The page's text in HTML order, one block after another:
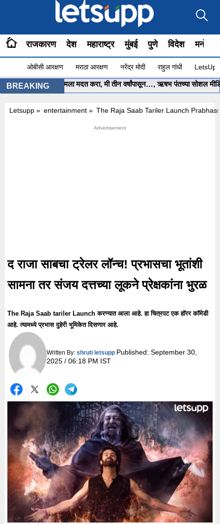
राजकारण देश महाराष्ट्र मुंबई पुणे विदेश
ओबीसी आरक्षण मराठा आरक्षण नरेंद्र मोदी राहुल गांधी
BREAKING
मुख्यमंत्री साहेब.. मला मदत करा, मी तीन वर्षांपासून…, ऋषभ पंतच्या सोशल मीडिया
Letsupp » entertainment » The Raja Saab Tariler Launch
द राजा साबचा ट्रेलर लॉन्च! प्रभासचा भूतांशी
सामना तर संजय दत्तच्या लूकने प्रेक्षकांना भुरळ
The Raja Saab tariler Launch करण्यात आला आहे. हा चित्रपट एक हॉरर कॉमेडी
आहे. त्यामध्ये प्रभास दुहेरी भूमिकेत दिसणार आहे.
Written By: shruti letsupp Published: September 30,
2025 / 06:18 PM IST